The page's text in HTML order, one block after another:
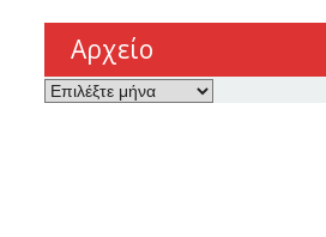
Αρχείο
Αρχείο